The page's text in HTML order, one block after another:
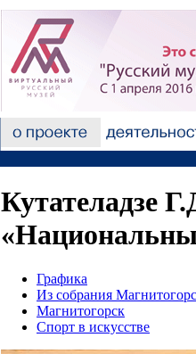
Кутателадзе
Графика
Из собрания
Магнитогорск
Спорт в искусстве